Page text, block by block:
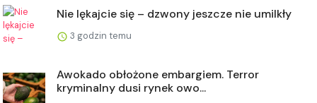
Nie lękajcie się – dzwony jeszcze nie umilkły
3 godzin temu
Awokado obłożone embargiem. Terror
kryminalny dusi rynek owo...